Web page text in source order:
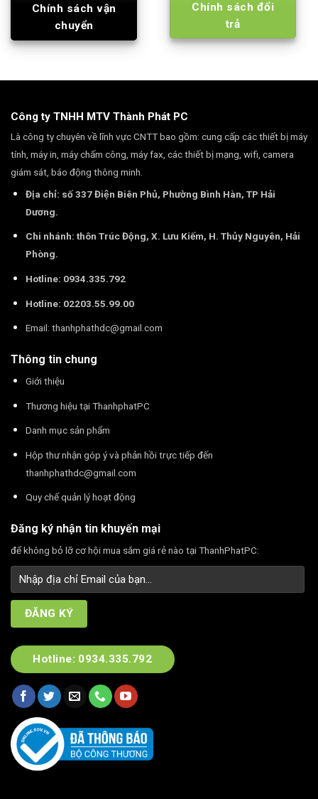
Chính sách vận
chuyển
Chính sách đổi
trả
Công ty TNHH MTV Thành Phát PC
Là công ty chuyên về lĩnh vực CNTT bao gồm: cung cấp các thiết bị máy
tính, máy in, máy chấm công, máy fax, các thiết bị mạng, wifi, camera
giám sát, báo động thông minh.
Địa chỉ: số 337 Điện Biên Phủ, Phường Bình Hàn, TP Hải
Dương.
Chi nhánh: thôn Trúc Động, X. Lưu Kiếm, H. Thủy Nguyên, Hải
Phòng.
Hotline: 0934.335.792
Hotline: 02203.55.99.00
Email: thanhphathdc@gmail.com
Thông tin chung
Giới thiệu
Thương hiệu tại ThanhphatPC
Danh mục sản phẩm
Hộp thư nhận góp ý và phản hồi trực tiếp đến
thanhphathdc@gmail.com
Quy chế quản lý hoạt động
Đăng ký nhận tin khuyến mại
để không bỏ lỡ cơ hội mua sắm giá rẻ nào tại ThanhPhatPC:
Hotline: 0934.335.792